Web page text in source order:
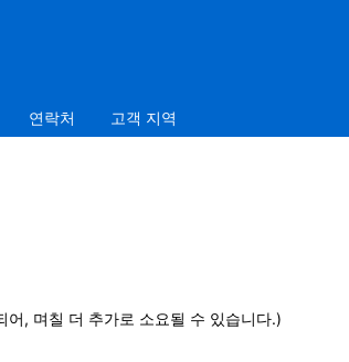
연락처 고객 지역
, 며칠 더 추가로 소요될 수 있습니다.)